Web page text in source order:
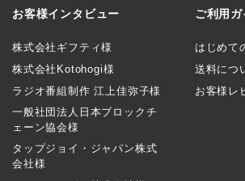
お客様インタビュー
株式会社ギフティ様
株式会社Kotohogi様
ラジオ番組制作 江上佳弥子様
一般社団法人日本ブロックチ
ェーン協会様
タップジョイ・ジャパン株式
会社様
ご利用ガ
はじめて
送料につ
お客様レ